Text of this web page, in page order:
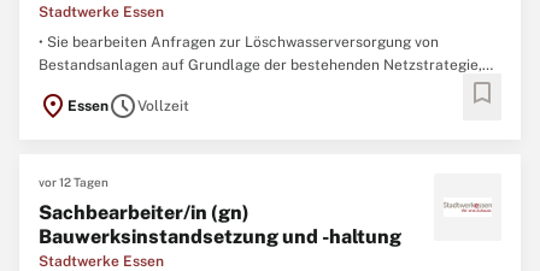
Stadtwerke Essen
• Sie bearbeiten Anfragen zur Löschwasserversorgung von
Bestandsanlagen auf Grundlage der bestehenden Netzstrategie,
hygienischen Lösungen und erstellen sowie betreuen
location_on EssenscheduleVollzeit bookmark
vor 12 Tagen
Sachbearbeiter/in (gn)
Bauwerksinstandsetzung und -haltung
Stadtwerke Essen